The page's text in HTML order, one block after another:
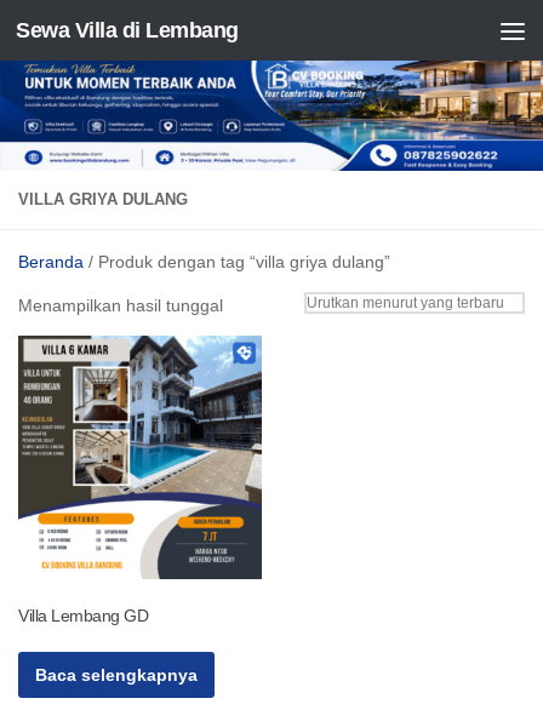
Skip to content
Sewa Villa di Lembang
VILLA GRIYA DULANG
Beranda / Produk dengan tag “villa griya dulang”
Menampilkan hasil tunggal
Villa Lembang GD
Baca selengkapnya